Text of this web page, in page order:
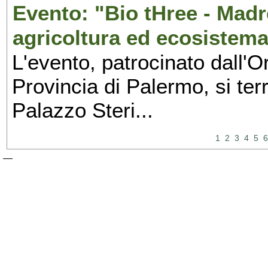
Evento: "Bio tHree -
agricoltura ed
L'evento, patrocinato
Provincia di Palermo, si
Palazzo Steri...
1 2 3 4 5 6